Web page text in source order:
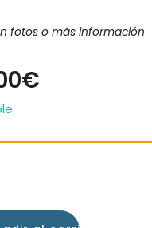
fotos o más información